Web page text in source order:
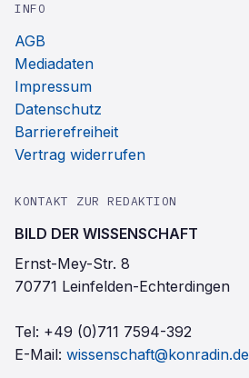
INFO
AGB
Mediadaten
Impressum
Datenschutz
Barrierefreiheit
Vertrag widerrufen
KONTAKT ZUR REDAKTION
BILD DER WISSENSCHAFT
Ernst-Mey-Str. 8
70771 Leinfelden-Echterdingen
Tel: +49 (0)711 7594-392
E-Mail: wissenschaft@konradin.de